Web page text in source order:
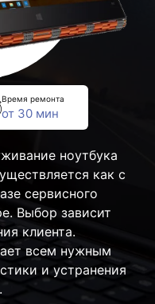
Время ремонта
от 30 мин
ноутбука
как с
сервисного
Выбор зависит
клиента.
всем нужным
и устранения